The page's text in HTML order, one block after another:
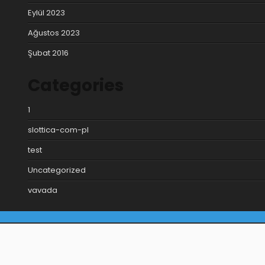
Eylül 2023
Ağustos 2023
Şubat 2016
1
slottica-com-pl
test
Uncategorized
vavada